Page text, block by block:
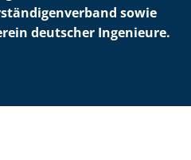
sowie
deutscher Ingenieure.